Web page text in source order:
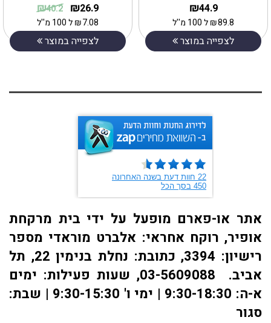
26.9
₪
40.2
₪
7.08
₪ל 100 מ''ל
לצפייה במוצר
44.9
₪
89.8
₪ל 100 מ''ל
לצפייה במוצר
אתר או-פארם מופעל על ידי בית מרקחת
אופיר, רוקח אחראי: אלברט מוראדי מספר
רישיון: 3394, כתובת: ​נחלת בנימין 22, תל
אביב. 03-5609088, שעות פעילות: ימים
א-ה: 9:30-18:30 | ימי ו' 9:30-15:30 | שבת:
סגור